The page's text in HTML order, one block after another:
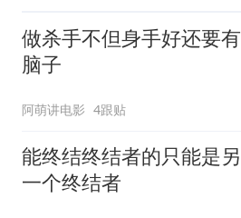
做杀手不但身手好还要有
脑子
阿萌讲电影 4跟贴
能终结终结者的只能是另
一个终结者